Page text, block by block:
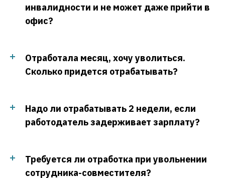
инвалидности и не может даже прийти в
офис?
Отработала месяц, хочу уволиться.
Сколько придется отрабатывать?
Надо ли отрабатывать 2 недели, если
работодатель задерживает зарплату?
Требуется ли отработка при увольнении
сотрудника-совместителя?